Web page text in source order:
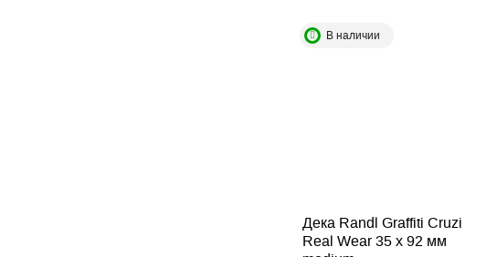
В наличии
Дека Randl Graffiti Cruzi
Real Wear 35 x 92 мм